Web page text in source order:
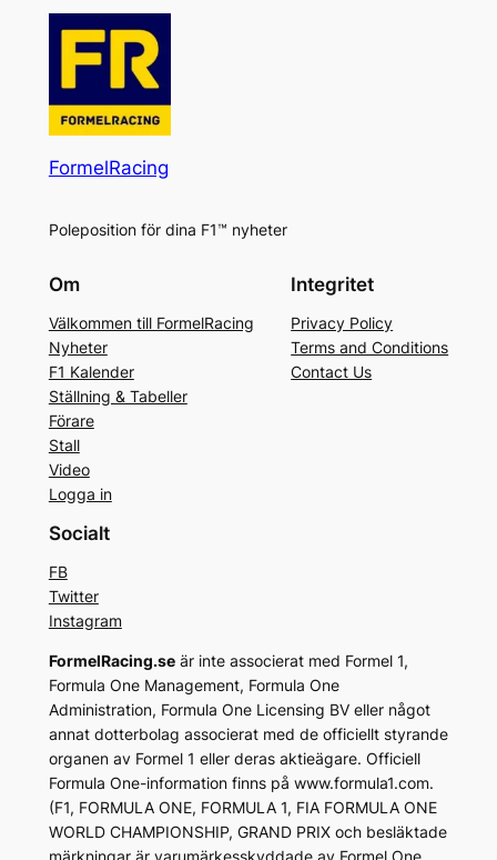
FormelRacing
Poleposition för dina F1™ nyheter
Om
Välkommen till FormelRacing
Nyheter
F1 Kalender
Ställning & Tabeller
Förare
Stall
Video
Logga in
Integritet
Privacy Policy
Terms and Conditions
Contact Us
Socialt
FB
Twitter
Instagram
FormelRacing.seär inte associerat med Formel 1,
Formula One Management, Formula One
Administration, Formula One Licensing BV eller något
annat dotterbolag associerat med de officiellt styrande
organen av Formel 1 eller deras aktieägare. Officiell
Formula One-information finns på www.formula1.com.
(F1, FORMULA ONE, FORMULA 1, FIA FORMULA ONE
WORLD CHAMPIONSHIP, GRAND PRIX och besläktade